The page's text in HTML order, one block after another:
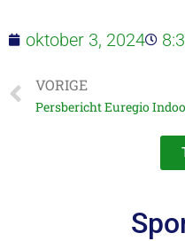
oktober 3, 2024
VORIGE